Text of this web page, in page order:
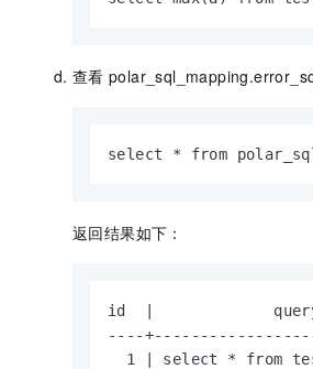
查看
select * from
返回结果如下：
id  |
----
1 | select * from